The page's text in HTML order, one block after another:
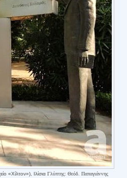
«Χίλτον»), Ιλίσια Γλύπτης: Θεόδ. Παπαγιάννης